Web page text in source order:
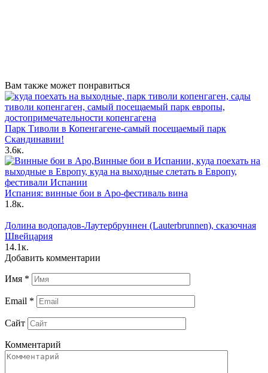
Вам также может понравиться
Парк Тиволи в Копенгагене-самый посещаемый парк
Скандинавии!
3.6к.
Испания: винные бои в Аро-фестиваль вина
1.8к.
Долина водопадов-Лаутербруннен (Lauterbrunnen), сказочная
Швейцария
14.1к.
Добавить комментарии
Имя *
Email *
Сайт
Комментарий